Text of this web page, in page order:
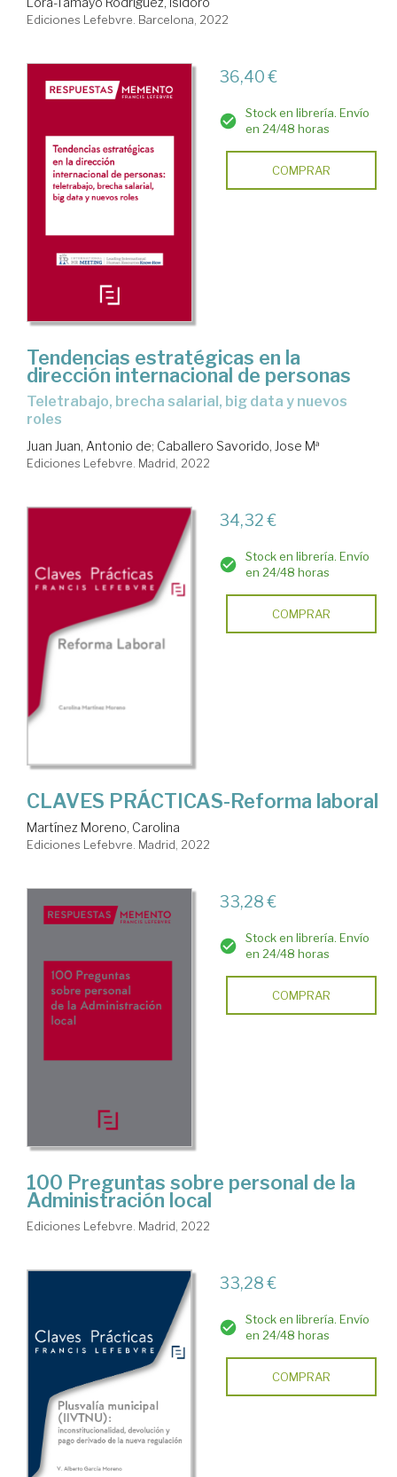
Ediciones Lefebvre. Barcelona, 2022
36,40 €
Stock en librería. Envío
en 24/48 horas
COMPRAR
Tendencias estratégicas en la
dirección internacional de personas
teletrabajo, brecha salarial, big data y nuevos
roles
Juan Juan, Antonio de; Caballero Savorido, Jose Mª
Ediciones Lefebvre. Madrid, 2022
34,32 €
Stock en librería. Envío
en 24/48 horas
COMPRAR
CLAVES PRÁCTICAS-Reforma laboral
Martínez Moreno, Carolina
Ediciones Lefebvre. Madrid, 2022
33,28 €
Stock en librería. Envío
en 24/48 horas
COMPRAR
100 Preguntas sobre personal de la
Administración local
Ediciones Lefebvre. Madrid, 2022
33,28 €
Stock en librería. Envío
en 24/48 horas
COMPRAR